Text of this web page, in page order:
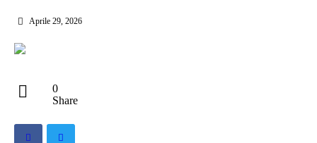
Aprile 29, 2026
0
Share